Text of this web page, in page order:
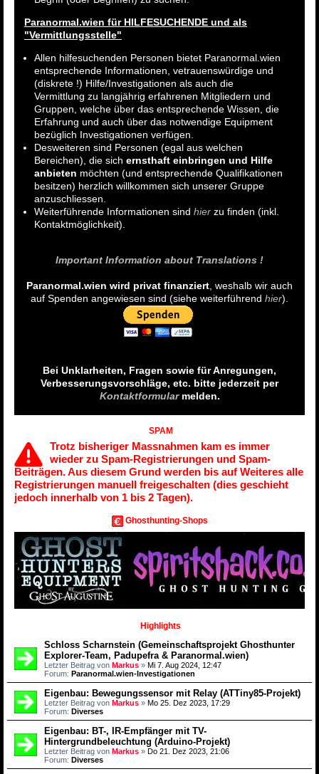
Paranormal.wien für HILFESUCHENDE und als
"Vermittlungsstelle"
Allen hilfesuchenden Personen bietet Paranormal.wien
entsprechende Informationen, vetrauenswürdige und
(diskrete !) Hilfe/Investigationen als auch die
Vermittlung zu langjährig erfahrenen Mitgliedern und
Gruppen, welche über das entsprechende Wissen, die
Erfahrung und auch über das notwendige Equipment
bezüglich Investigationen verfügen.
Desweiteren sind Personen (egal aus welchen
Bereichen), die sich ernsthaft einbringen und Hilfe
anbieten möchten (und entsprechende Qualifikationen
besitzen) herzlich willkommen sich unserer Gruppe
anzuschliessen.
Weiterführende Informationen sind hier zu finden (inkl.
Kontaktmöglichkeit).
Important Information about Translations !
Paranormal.wien wird privat finanziert , weshalb wir auch
auf Spenden angewiesen sind (siehe weiterführend hier).
Bei Unklarheiten, Fragen sowie für Anregungen,
Verbesserungsvorschläge, etc. bitte jederzeit per
Kontaktformularmelden.
SPAM
Trotz bisheriger Massnahmen kam es immer
wieder zu Spam-Registrierungen und Spam-
Beiträgen. Aus diesem Grund werden bis auf Weiteres alle
Registrierungen manuell freigeschalten (dies geschieht
jedoch innerhalb von 1 bis 2 Tagen).
Ghosthunting-Shops
Highlights
Schloss Scharnstein (Gemeinschaftsprojekt Ghosthunter
Explorer-Team, Padupefra & Paranormal.wien)
Letzter Beitrag von Markus » Mi 7. Aug 2024, 12:47
Forum: Paranormal.wien-Investigationen
Eigenbau: Bewegungssensor mit Relay (ATTiny85-Projekt)
Letzter Beitrag von Markus » Mo 25. Dez 2023, 17:29
Forum: Diverses
Eigenbau: BT-, IR-Empfänger mit TV-
Hintergrundbeleuchtung (Arduino-Projekt)
Letzter Beitrag von Markus » Do 21. Dez 2023, 21:06
Forum: Diverses